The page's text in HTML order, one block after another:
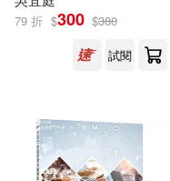
莊玉成(4)
福智文教編輯群(2)
出版社 (可複選)
79 折 $300 $380
試閱